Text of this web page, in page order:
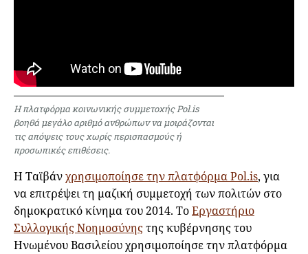
Η πλατφόρμα κοινωνικής συμμετοχής Pol.is
βοηθά μεγάλο αριθμό ανθρώπων να μοιράζονται
τις απόψεις τους χωρίς περισπασμούς ή
προσωπικές επιθέσεις.
Η Ταϊβάνχρησιμοποίησε την πλατφόρμα Pol.is, για
να επιτρέψει τη μαζική συμμετοχή των πολιτών στο
δημοκρατικό κίνημα του 2014. ΤοΕργαστήριο
Συλλογικής Νοημοσύνηςτης κυβέρνησης του
Ηνωμένου Βασιλείου χρησιμοποίησε την πλατφόρμα